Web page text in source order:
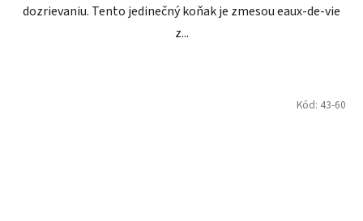
dozrievaniu. Tento jedinečný koňak je zmesou eaux-de-vie
z...
Kód: 43-60